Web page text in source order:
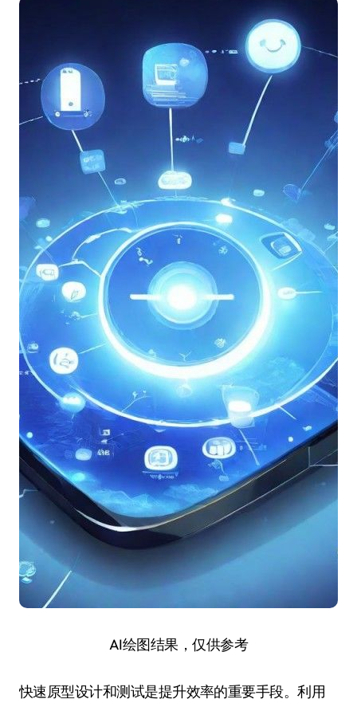
AI绘图结果，仅供参考
快速原型设计和测试是提升效率的重要手段。利用